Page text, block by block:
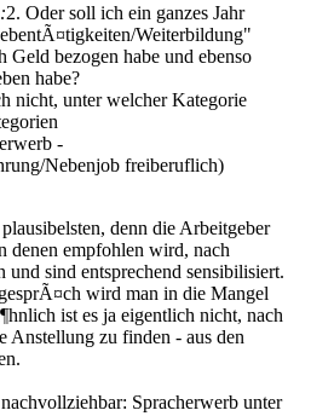
2. Oder soll ich ein ganzes Jahr
Weiterbildung"
bezogen habe und ebenso
habe?
nicht, unter welcher Kategorie
-
Nebenjob freiberuflich)
denn die Arbeitgeber
empfohlen wird, nach
sind entsprechend sensibilisiert.
wird man in die Mangel
ist es ja eigentlich nicht, nach
Anstellung zu finden - aus den
Spracherwerb unter